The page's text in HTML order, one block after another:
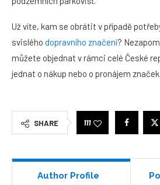
Už víte, kam se obrátit v případě
svislého dopravního značení?
můžete objednat v rámci celé České
jednat o nákup nebo o pronájem značek.
SHARE 111
Author Profile